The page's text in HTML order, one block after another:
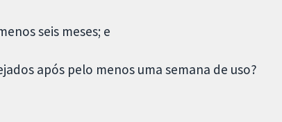
seis meses; e
após pelo menos uma semana de uso?